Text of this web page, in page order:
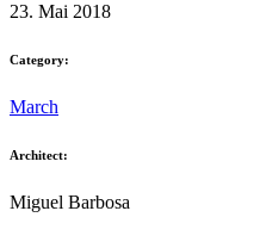
23. Mai 2018
Category:
March
Architect:
Miguel Barbosa